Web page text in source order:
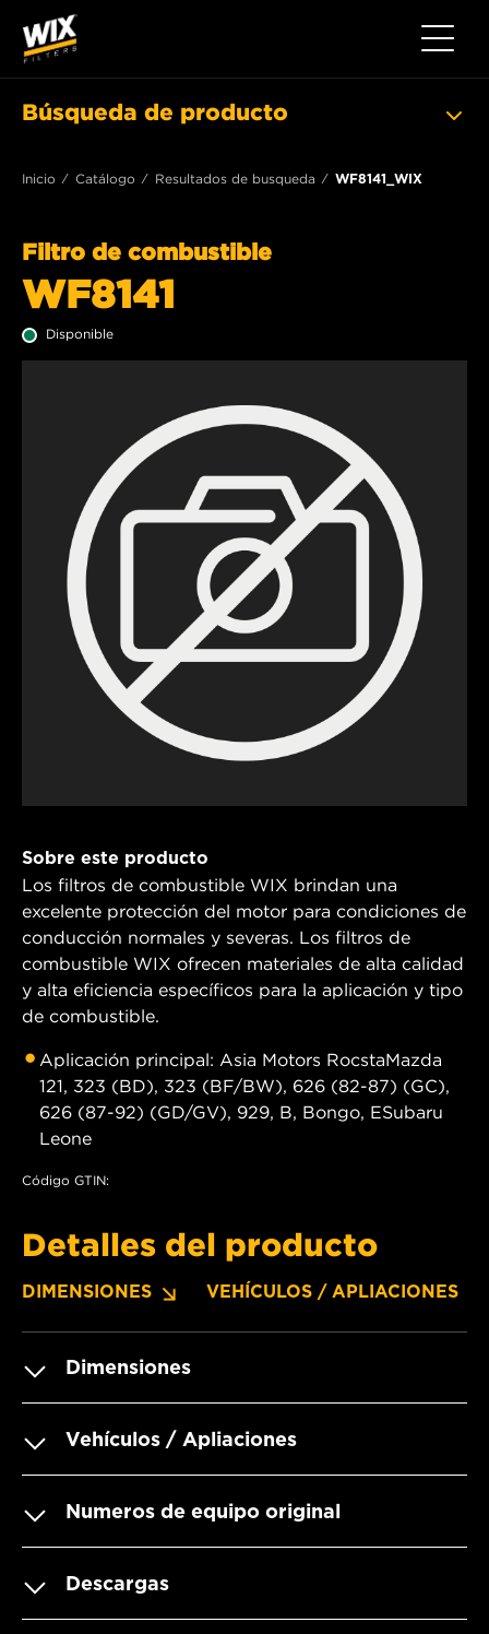
Toggle
Búsqueda de producto
Inicio Catálogo Resultados de busqueda WF8141_WIX
Filtro de combustible
WF8141
Disponible
Sobre este producto
Los filtros de combustible WIX brindan una
excelente protección del motor para condiciones de
conducción normales y severas. Los filtros de
combustible WIX ofrecen materiales de alta calidad
y alta eficiencia específicos para la aplicación y tipo
de combustible.
Aplicación principal: Asia Motors RocstaMazda
121, 323 (BD), 323 (BF/BW), 626 (82-87) (GC),
626 (87-92) (GD/GV), 929, B, Bongo, ESubaru
Leone
Código GTIN:
Detalles del producto
DIMENSIONES VEHÍCULOS / APLIACIONES
Dimensiones
Vehículos / Apliaciones
Numeros de equipo original
Descargas